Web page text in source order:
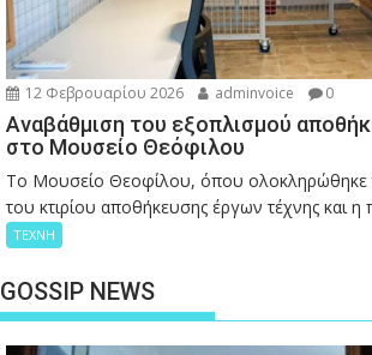
12 Φεβρουαρίου 2026 adminvoice 0
Αναβάθμιση του εξοπλισμού
στο Μουσείο Θεόφιλου
Το Μουσείο Θεοφίλου, όπου ολοκληρώθηκε
του κτιρίου αποθήκευσης έργων τέχνης και η
ΤΕΧΝΗ
GOSSIP NEWS